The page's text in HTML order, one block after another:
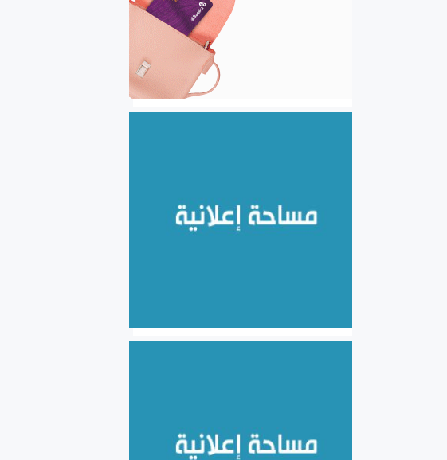
الأردن يعفي عائلات رجال الأعمال
الموافقة المسبقة للدخول إلى